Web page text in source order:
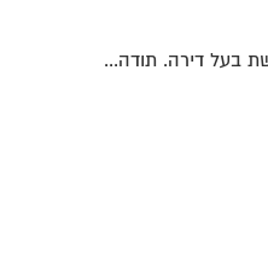
בעל דירה. תודה...